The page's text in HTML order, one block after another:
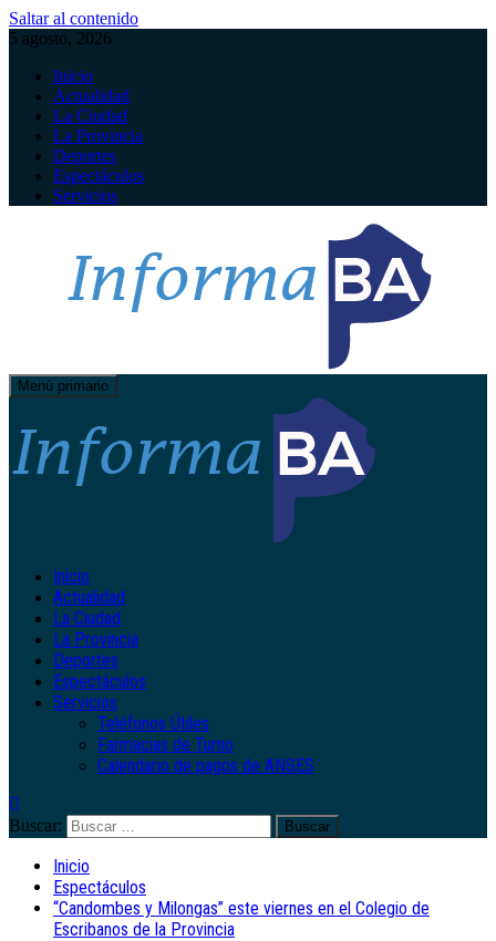
Saltar al contenido
5 agosto, 2026
Inicio
Actualidad
La Ciudad
La Provincia
Deportes
Espectáculos
Servicios
Menú primario
Inicio
Actualidad
La Ciudad
La Provincia
Deportes
Espectáculos
Servicios
Teléfonos Útiles
Farmacias de Turno
Calendario de pagos de ANSES
Buscar:
Inicio
Espectáculos
“Candombes y Milongas” este viernes en el Colegio de
Escribanos de la Provincia